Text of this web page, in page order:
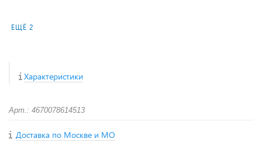
ЕЩЁ 2
Характеристики
Арт.: 4670078614513
Доставка по Москве и МО